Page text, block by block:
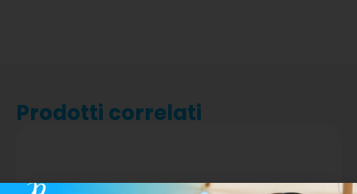
Prodotti correlati